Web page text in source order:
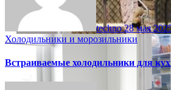
techno28 мая
Холодильники и морозильники
Встраиваемые холодильники для